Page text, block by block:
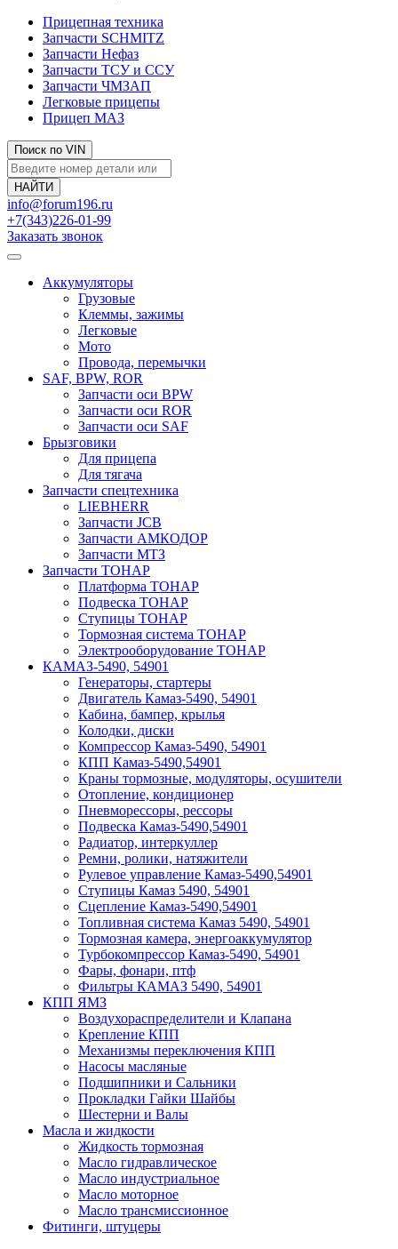
Прицепная техника
Запчасти SCHMITZ
Запчасти Нефаз
Запчасти ТСУ и ССУ
Запчасти ЧМЗАП
Легковые прицепы
Прицеп МАЗ
Поиск по VIN
info@forum196.ru
+7(343)226-01-99
Заказать звонок
Аккумуляторы
Грузовые
Клеммы, зажимы
Легковые
Мото
Провода, перемычки
SAF, BPW, ROR
Запчасти оси BPW
Запчасти оси ROR
Запчасти оси SAF
Брызговики
Для прицепа
Для тягача
Запчасти спецтехника
LIEBHERR
Запчасти JCB
Запчасти АМКОДОР
Запчасти МТЗ
Запчасти ТОНАР
Платформа ТОНАР
Подвеска ТОНАР
Ступицы ТОНАР
Тормозная система ТОНАР
Электрооборудование ТОНАР
КАМАЗ-5490, 54901
Генераторы, стартеры
Двигатель Камаз-5490, 54901
Кабина, бампер, крылья
Колодки, диски
Компрессор Камаз-5490, 54901
КПП Камаз-5490,54901
Краны тормозные, модуляторы, осушители
Отопление, кондиционер
Пневморессоры, рессоры
Подвеска Камаз-5490,54901
Радиатор, интеркуллер
Ремни, ролики, натяжители
Рулевое управление Камаз-5490,54901
Ступицы Камаз 5490, 54901
Сцепление Камаз-5490,54901
Топливная система Камаз 5490, 54901
Тормозная камера, энергоаккумулятор
Турбокомпрессор Камаз-5490, 54901
Фары, фонари, птф
Фильтры КАМАЗ 5490, 54901
КПП ЯМЗ
Воздухораспределители и Клапана
Крепление КПП
Механизмы переключения КПП
Насосы масляные
Подшипники и Сальники
Прокладки Гайки Шайбы
Шестерни и Валы
Масла и жидкости
Жидкость тормозная
Масло гидравлическое
Масло индустриальное
Масло моторное
Масло трансмиссионное
Фитинги, штуцеры